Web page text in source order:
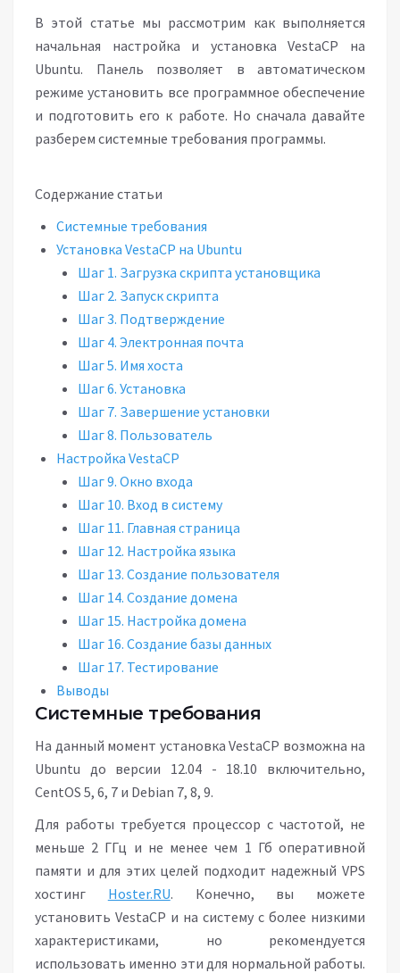
В этой статье мы рассмотрим как выполняется
начальная настройка и установка VestaCP на
Ubuntu. Панель позволяет в автоматическом
режиме установить все программное обеспечение
и подготовить его к работе. Но сначала давайте
разберем системные требования программы.
Содержание статьи
Системные требования
Установка VestaCP на Ubuntu
Шаг 1. Загрузка скрипта установщика
Шаг 2. Запуск скрипта
Шаг 3. Подтверждение
Шаг 4. Электронная почта
Шаг 5. Имя хоста
Шаг 6. Установка
Шаг 7. Завершение установки
Шаг 8. Пользователь
Настройка VestaCP
Шаг 9. Окно входа
Шаг 10. Вход в систему
Шаг 11. Главная страница
Шаг 12. Настройка языка
Шаг 13. Создание пользователя
Шаг 14. Создание домена
Шаг 15. Настройка домена
Шаг 16. Создание базы данных
Шаг 17. Тестирование
Выводы
Системные требования
На данный момент установка VestaCP возможна на
Ubuntu до версии 12.04 - 18.10 включительно,
CentOS 5, 6, 7 и Debian 7, 8, 9.
Для работы требуется процессор с частотой, не
меньше 2 ГГц и не менее чем 1 Гб оперативной
памяти и для этих целей подходит надежный VPS
хостинг Hoster.RU. Конечно, вы можете
установить VestaCP и на систему с более низкими
характеристиками, но рекомендуется
использовать именно эти для нормальной работы.